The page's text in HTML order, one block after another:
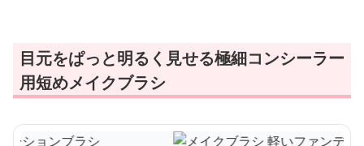
目元をぱっと明るく見せる極細コンシーラー
用短めメイクブラシ